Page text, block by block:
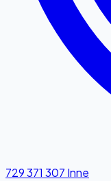
729 371 307 Inne